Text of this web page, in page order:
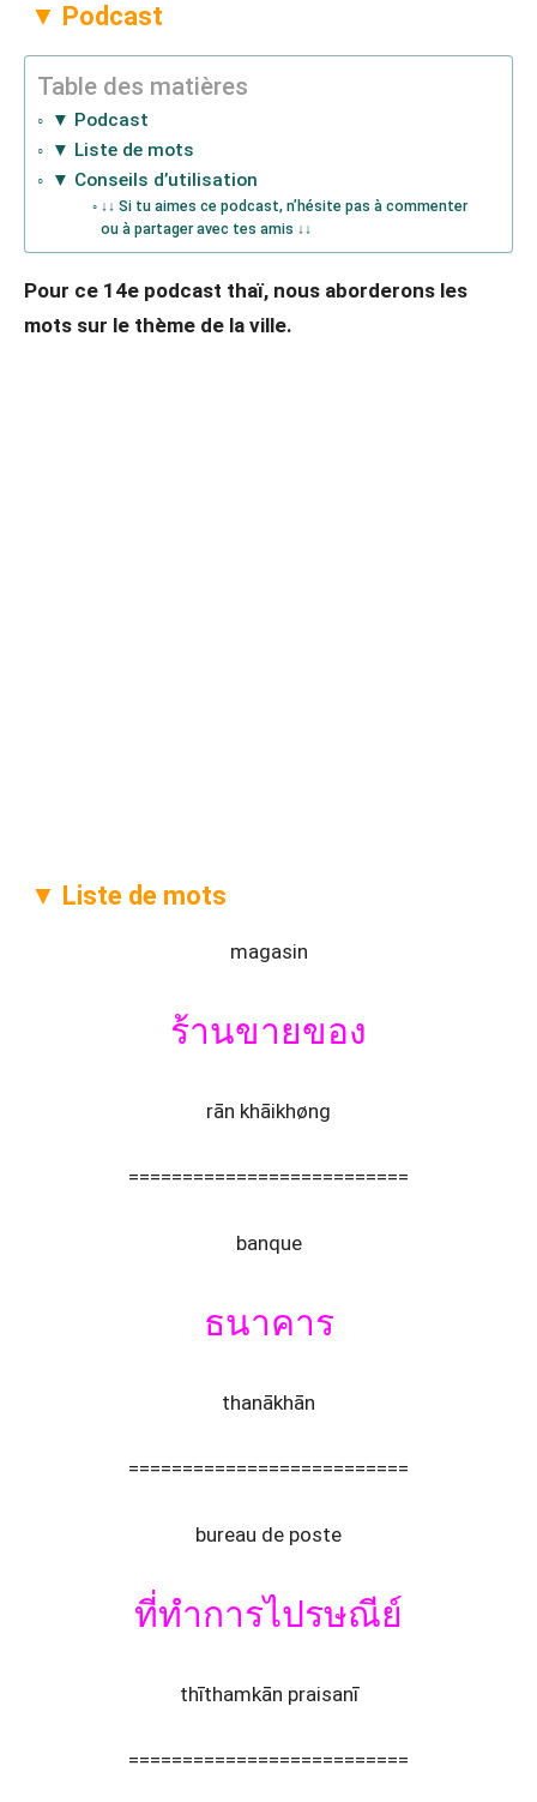
▼ Podcast
Table des matières
▼ Podcast
▼ Liste de mots
▼ Conseils d’utilisation
↓↓ Si tu aimes ce podcast, n’hésite pas à commenter
ou à partager avec tes amis ↓↓
Pour ce 14e podcast thaï, nous aborderons les
mots sur le thème de la ville.
▼ Liste de mots
magasin
ร้านขายของ
rān khāikhøng
==========================
banque
ธนาคาร
thanākhān
==========================
bureau de poste
ที่ทำการไปรษณีย์
thīthamkān praisanī
==========================